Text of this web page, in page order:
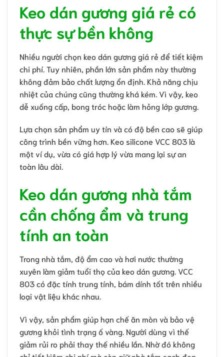
Keo dán gương giá rẻ có
thực sự bền không
Nhiều người chọn keo dán gương giá rẻ để tiết kiệm
chi phí. Tuy nhiên, phần lớn sản phẩm này thường
không đảm bảo chất lượng ổn định. Khả năng chịu
nhiệt của chúng cũng thường khá kém. Vì vậy, keo
dễ xuống cấp, bong tróc hoặc làm hỏng lớp gương.
Lựa chọn sản phẩm uy tín và có độ bền cao sẽ giúp
công trình bền vững hơn. Keo silicone VCC 803 là
một ví dụ, vừa có giá hợp lý vừa mang lại sự an
toàn lâu dài.
Keo dán gương nhà tắm
cần chống ẩm và trung
tính an toàn
Trong nhà tắm, độ ẩm cao và hơi nước thường
xuyên làm giảm tuổi thọ của keo dán gương. VCC
803 có đặc tính trung tính, bám dính tốt trên nhiều
loại vật liệu khác nhau.
Vì vậy, sản phẩm giúp hạn chế ăn mòn và bảo vệ
gương khỏi tình trạng ố vàng. Người dùng vì thế
giảm rủi ro phải thay thế nhiều lần. Nhờ đó không